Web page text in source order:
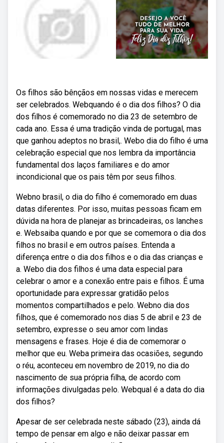
Os filhos são bênçãos em nossas vidas e merecem
ser celebrados. Webquando é o dia dos filhos? O dia
dos filhos é comemorado no dia 23 de setembro de
cada ano. Essa é uma tradição vinda de portugal, mas
que ganhou adeptos no brasil,. Webo dia do filho é uma
celebração especial que nos lembra da importância
fundamental dos laços familiares e do amor
incondicional que os pais têm por seus filhos.
Webno brasil, o dia do filho é comemorado em duas
datas diferentes. Por isso, muitas pessoas ficam em
dúvida na hora de planejar as brincadeiras, os lanches
e. Websaiba quando e por que se comemora o dia dos
filhos no brasil e em outros países. Entenda a
diferença entre o dia dos filhos e o dia das crianças e
a. Webo dia dos filhos é uma data especial para
celebrar o amor e a conexão entre pais e filhos. É uma
oportunidade para expressar gratidão pelos
momentos compartilhados e pelo. Webno dia dos
filhos, que é comemorado nos dias 5 de abril e 23 de
setembro, expresse o seu amor com lindas
mensagens e frases. Hoje é dia de comemorar o
melhor que eu. Weba primeira das ocasiões, segundo
o réu, aconteceu em novembro de 2019, no dia do
nascimento de sua própria filha, de acordo com
informações divulgadas pelo. Webqual é a data do dia
dos filhos?
Apesar de ser celebrada neste sábado (23), ainda dá
tempo de pensar em algo e não deixar passar em